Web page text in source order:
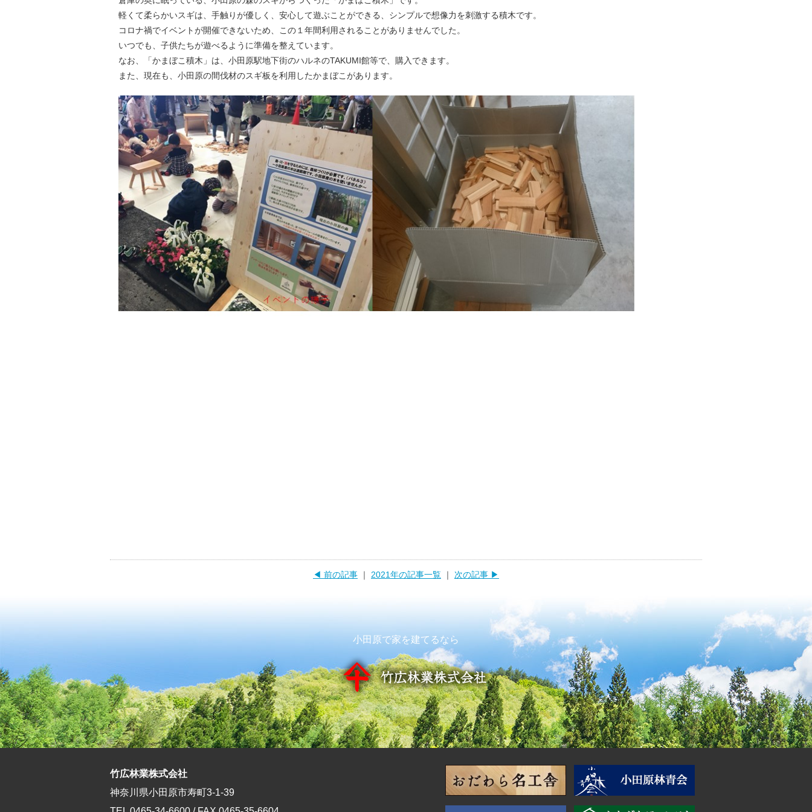
軽くて柔らかいスギは、手触りが優しく、安心して遊ぶことができる、シンプルで想像力を刺激する積木です。
コロナ禍でイベントが開催できないため、この１年間利用されることがありませんでした。
いつでも、子供たちが遊べるように準備を整えています。
なお、「かまぼこ積木」は、小田原駅地下街のハルネのTAKUMI館等で、購入できます。
また、現在も、小田原の間伐材のスギ板を利用したかまぼこがあります。
◀ 前の記事 ｜ 2021年の記事一覧 ｜ 次の記事 ▶
小田原で家を建てるなら
竹広林業株式会社
神奈川県小田原市寿町3-1-39